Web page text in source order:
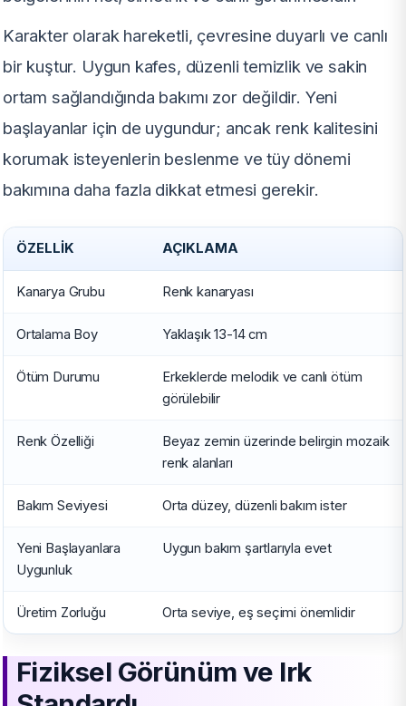
Karakter olarak hareketli, çevresine duyarlı ve canlı
bir kuştur. Uygun kafes, düzenli temizlik ve sakin
ortam sağlandığında bakımı zor değildir. Yeni
başlayanlar için de uygundur; ancak renk kalitesini
korumak isteyenlerin beslenme ve tüy dönemi
bakımına daha fazla dikkat etmesi gerekir.
ÖZELLIK AÇIKLAMA
Kanarya Grubu Renk kanaryası
Ortalama Boy Yaklaşık 13-14 cm
Ötüm Durumu
Erkeklerde melodik ve canlı ötüm
görülebilir
Renk Özelliği
Beyaz zemin üzerinde belirgin mozaik
renk alanları
Bakım Seviyesi Orta düzey, düzenli bakım ister
Yeni Başlayanlara
Uygunluk
Uygun bakım şartlarıyla evet
Üretim Zorluğu Orta seviye, eş seçimi önemlidir
Fiziksel Görünüm ve Irk